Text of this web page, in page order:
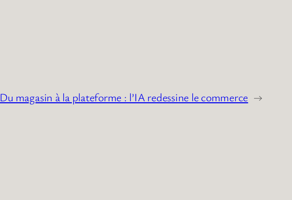
Du magasin à la plateforme : l’IA redessine le commerce →